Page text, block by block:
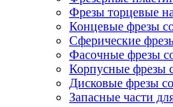
Фрезы торцевые
Концевые фрезы
Сферические
Фасочные фрезы
Корпусные фрезы
Дисковые фрезы
Запасные части